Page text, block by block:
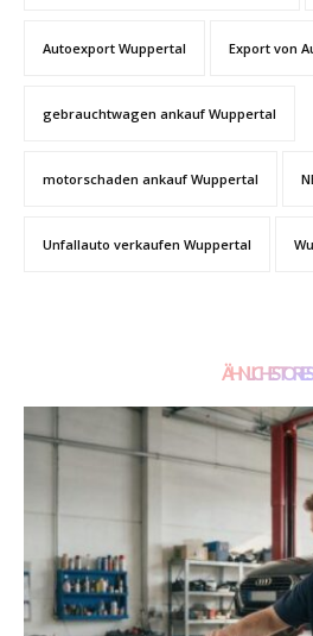
Autoexport Wuppertal Export von
gebrauchtwagen ankauf Wuppertal
motorschaden ankauf Wuppertal
Unfallauto verkaufen Wuppertal
ÄHNLICHE STORIES